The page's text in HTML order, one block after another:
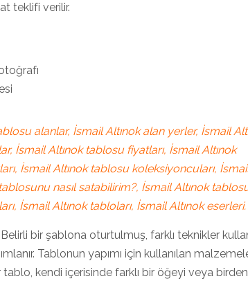
teklifi verilir.
alanlar, İsmail Altınok alan yerler, İsmail
İsmail Altınok tablosu fiyatları, İsmail Altınok
İsmail Altınok tablosu koleksiyoncuları,
nasıl satabilirim?, İsmail Altınok
İsmail Altınok tabloları, İsmail Altınok eserleri.
Belirli bir şablona oturtulmuş, farklı teknikler
Tablonun yapımı için kullanılan
tablo, kendi içerisinde farklı bir öğeyi veya